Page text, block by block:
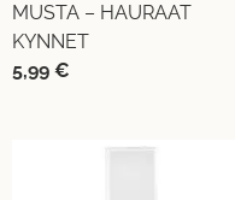
MUSTA – HAURAAT
KYNNET
5,99 €